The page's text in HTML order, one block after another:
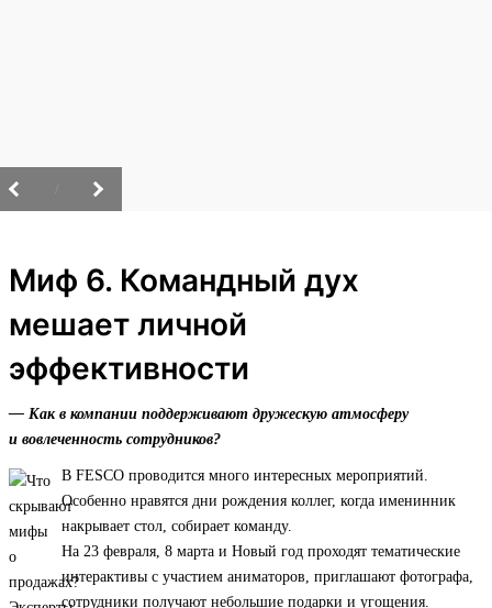
Миф 6. Командный дух
мешает личной
эффективности
— Как в компании поддерживают дружескую атмосферу
и вовлеченность сотрудников?
В FESCO проводится много интересных мероприятий.
Особенно нравятся дни рождения коллег, когда именинник
накрывает стол, собирает команду.
На 23 февраля, 8 марта и Новый год проходят тематические
интерактивы с участием аниматоров, приглашают фотографа,
сотрудники получают небольшие подарки и угощения.